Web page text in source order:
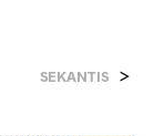
SEKANTIS >